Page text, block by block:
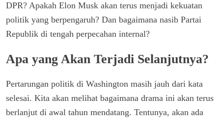
DPR? Apakah Elon Musk akan terus menjadi kekuatan
politik yang berpengaruh? Dan bagaimana nasib Partai
Republik di tengah perpecahan internal?
Apa yang Akan Terjadi Selanjutnya?
Pertarungan politik di Washington masih jauh dari kata
selesai. Kita akan melihat bagaimana drama ini akan terus
berlanjut di awal tahun mendatang. Tentunya, akan ada